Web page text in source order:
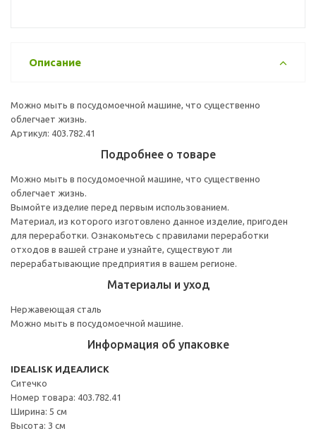
Описание
Можно мыть в посудомоечной машине, что существенно
облегчает жизнь.
Артикул: 403.782.41
Подробнее о товаре
Можно мыть в посудомоечной машине, что существенно
облегчает жизнь.
Вымойте изделие перед первым использованием.
Материал, из которого изготовлено данное изделие, пригоден
для переработки. Ознакомьтесь с правилами переработки
отходов в вашей стране и узнайте, существуют ли
перерабатывающие предприятия в вашем регионе.
Материалы и уход
Нержавеющая сталь
Можно мыть в посудомоечной машине.
Информация об упаковке
IDEALISK ИДЕАЛИСК
Ситечко
Номер товара: 403.782.41
Ширина: 5 см
Высота: 3 см